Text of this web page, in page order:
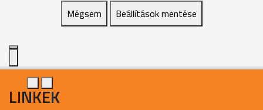
Mégsem Beállítások mentése
LINKEK